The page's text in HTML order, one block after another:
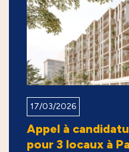
17/03/2026
Appel à
pour 3 locaux à